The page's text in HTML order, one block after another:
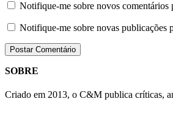
Notifique-me sobre novos comentários
Notifique-me sobre novas publicações
SOBRE
Criado em 2013, o C&M publica críticas,